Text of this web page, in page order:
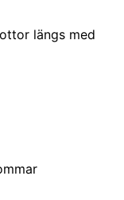
längs med